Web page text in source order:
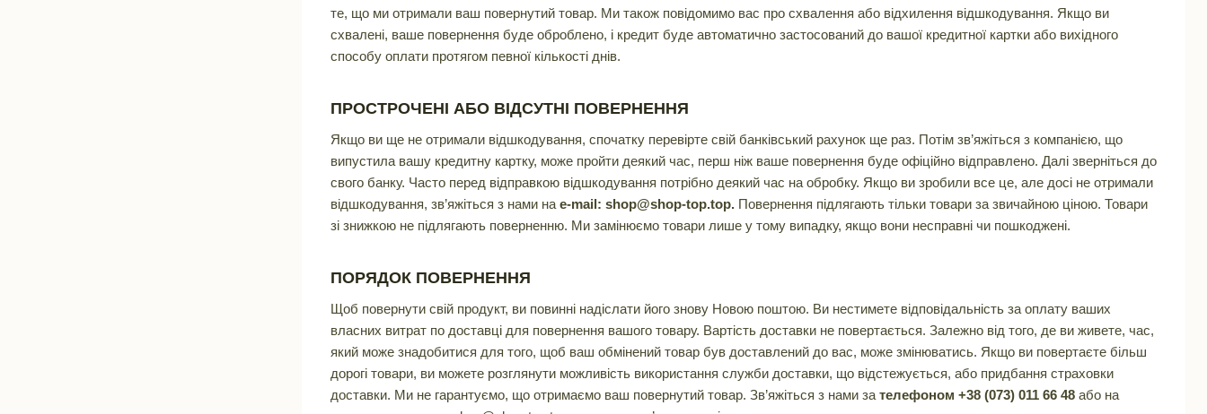
те, що ми отримали ваш повернутий товар. Ми також повідомимо вас про схвалення або відхилення відшкодування. Якщо ви
схвалені, ваше повернення буде оброблено, і кредит буде автоматично застосований до вашої кредитної картки або вихідного
способу оплати протягом певної кількості днів.
ПРОСТРОЧЕНІ АБО ВІДСУТНІ ПОВЕРНЕННЯ
Якщо ви ще не отримали відшкодування, спочатку перевірте свій банківський рахунок ще раз. Потім зв’яжіться з компанією, що
випустила вашу кредитну картку, може пройти деякий час, перш ніж ваше повернення буде офіційно відправлено. Далі зверніться до
свого банку. Часто перед відправкою відшкодування потрібно деякий час на обробку. Якщо ви зробили все це, але досі не отримали
відшкодування, зв’яжіться з нами на e-mail: shop@shop-top.top.Повернення підлягають тільки товари за звичайною ціною. Товари
зі знижкою не підлягають поверненню. Ми замінюємо товари лише у тому випадку, якщо вони несправні чи пошкоджені.
ПОРЯДОК ПОВЕРНЕННЯ
Щоб повернути свій продукт, ви повинні надіслати його знову Новою поштою. Ви нестимете відповідальність за оплату ваших
власних витрат по доставці для повернення вашого товару. Вартість доставки не повертається. Залежно від того, де ви живете, час,
який може знадобитися для того, щоб ваш обмінений товар був доставлений до вас, може змінюватись. Якщо ви повертаєте більш
дорогі товари, ви можете розглянути можливість використання служби доставки, що відстежується, або придбання страховки
доставки. Ми не гарантуємо, що отримаємо ваш повернутий товар. Зв’яжіться з нами за телефоном +38 (073) 011 66 48або на